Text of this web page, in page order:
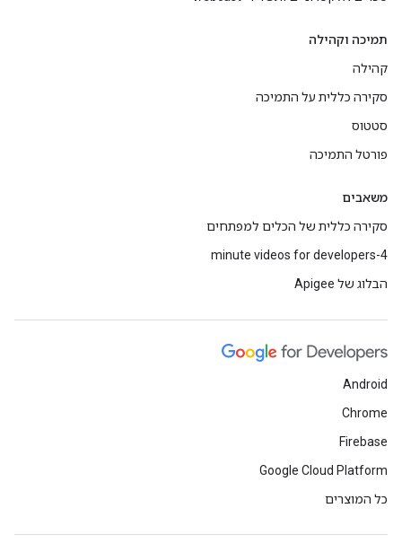
תמיכה וקהילה
קהילה
סקירה כללית על התמיכה
סטטוס
פורטל התמיכה
משאבים
סקירה כללית של הכלים למפתחים
4-minute videos for developers
הבלוג של Apigee
Android
Chrome
Firebase
Google Cloud Platform
כל המוצרים